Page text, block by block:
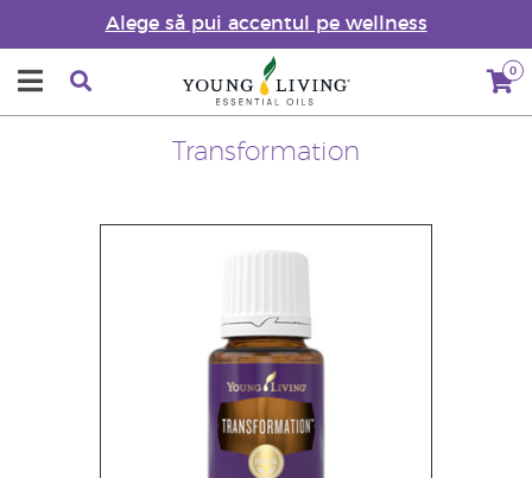
Alege să pui accentul pe wellness
0
Transformation